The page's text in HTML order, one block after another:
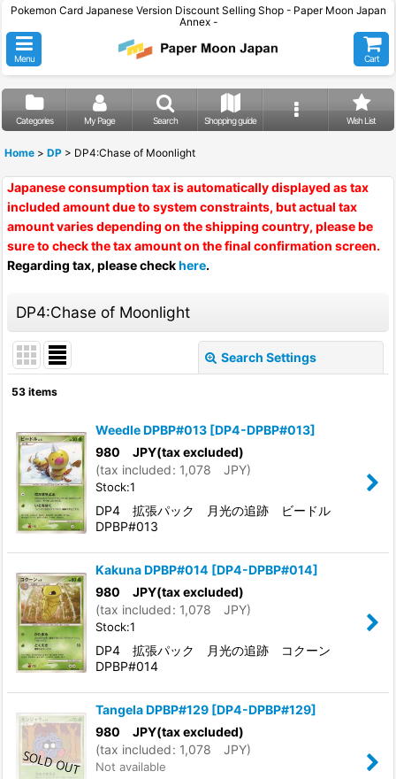
Pokemon Card Japanese Version Discount Selling Shop - Paper Moon Japan
Annex -
Menu Cart
Categories My Page Search Shopping guide Wish List
Home > DP > DP4:Chase of Moonlight
Japanese consumption tax is automatically displayed as tax
included amount due to system constraints, but actual tax
amount varies depending on the shipping country, please be
sure to check the tax amount on the final confirmation screen.
Regarding tax, please checkhere.
DP4:Chase of Moonlight
Search Settings
In Stock
Sort by:
53 items
Weedle DPBP#013 [DP4-DPBP#013]
980 JPY(tax excluded)
(tax included: 1,078 JPY)
Stock:1
DP4 拡張パック 月光の追跡 ビードル
DPBP#013
Kakuna DPBP#014 [DP4-DPBP#014]
980 JPY(tax excluded)
(tax included: 1,078 JPY)
Stock:1
DP4 拡張パック 月光の追跡 コクーン
DPBP#014
Tangela DPBP#129 [DP4-DPBP#129]
980 JPY(tax excluded)
(tax included: 1,078 JPY)
Not available